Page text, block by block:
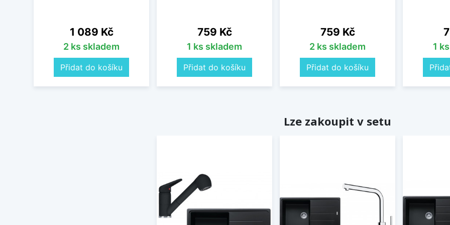
Cena
1 089 Kč
2 ks skladem
Přidat do košíku
Cena
759 Kč
1 ks skladem
Přidat do košíku
Cena
759 Kč
2 ks skladem
Přidat do košíku
1
Lze zakoupit v setu